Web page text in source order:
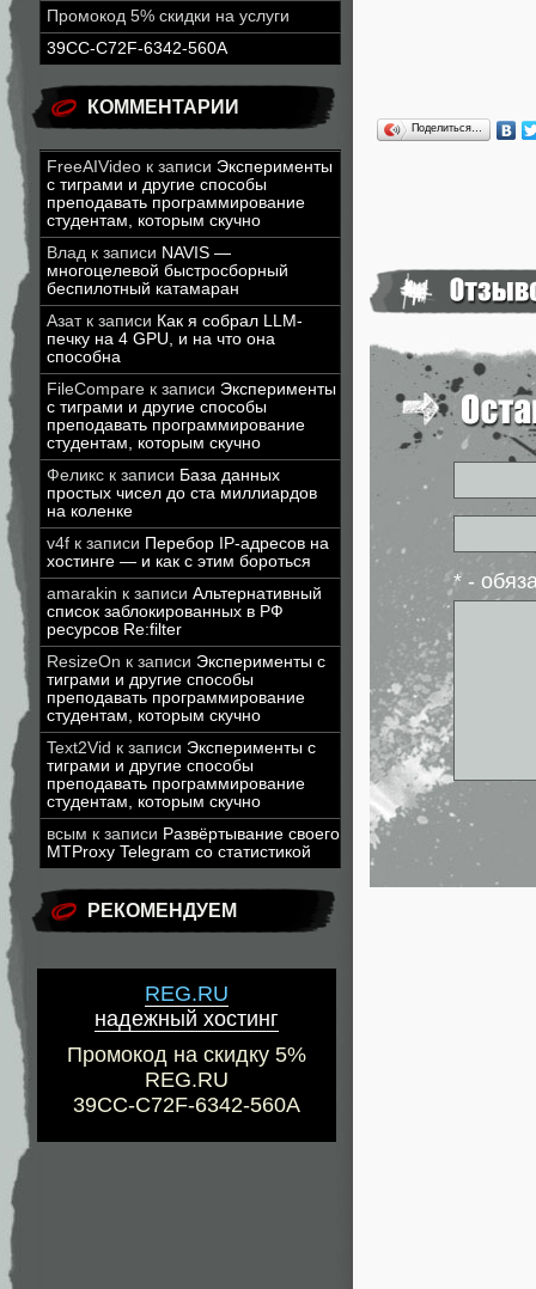
Промокод 5% скидки на услуги
39CC-C72F-6342-560A
КОММЕНТАРИИ
FreeAIVideo к записи Эксперименты
с тиграми и другие способы
преподавать программирование
студентам, которым скучно
Влад к записи NAVIS —
многоцелевой быстросборный
беспилотный катамаран
Азатк записи Как я собрал LLM-
печку на 4 GPU, и на что она
способна
FileCompare к записи Эксперименты
с тиграми и другие способы
преподавать программирование
студентам, которым скучно
Феликс к записи База данных
простых чисел до ста миллиардов
на коленке
v4f к записи Перебор IP-адресов на
хостинге — и как с этим бороться
amarakin к записи Альтернативный
список заблокированных в РФ
ресурсов Re:filter
ResizeOn к записи Эксперименты с
тиграми и другие способы
преподавать программирование
студентам, которым скучно
Text2Vid к записи Эксперименты с
тиграми и другие способы
преподавать программирование
студентам, которым скучно
всым к записи Развёртывание своего
MTProxy Telegram со статистикой
РЕКОМЕНДУЕМ
REG.RU
надежный хостинг
Промокод на скидку 5%
REG.RU
39CC-C72F-6342-560A
Поделиться…
* -